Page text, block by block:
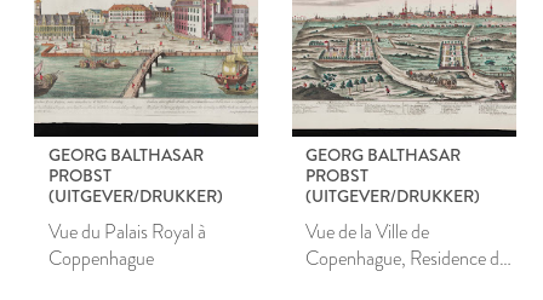
GEORG BALTHASAR
PROBST
(UITGEVER/DRUKKER)
Vue du Palais Royal à
Coppenhague
GEORG BALTHASAR
PROBST
(UITGEVER/DRUKKER)
Vue de la Ville de
Copenhague, Residence du